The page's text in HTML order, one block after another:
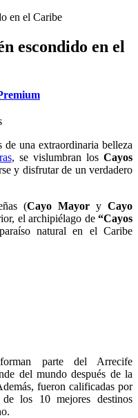
escondido en el
una extraordinaria belleza
, se vislumbran losCayos
y disfrutar de un verdadero
(Cayo Mayor yCayo
el archipiélago de “Cayos
natural en el Caribe
parte del Arrecife
del mundo después de la
fueron calificadas por
los 10 mejores destinos